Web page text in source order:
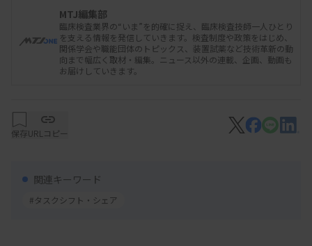
には人員が必要といった現実的な指摘もあった。若
手技師からは救急現場や内視鏡室でのタスクシフト
を通じて検査技師の役割を見いだしている事例など
佐々木伸也氏は、タスクシフトの推進は検査部門や
検査技師だけでなく病院全体で考える必要があると
MTJ編集部
臨床検査業界の“いま”を的確に捉え、臨床検査技師一人ひとり
を支える情報を発信していきます。検査制度や政策をはじめ、
関係学会や職能団体のトピックス、装置試薬など技術革新の動
向まで幅広く取材・編集。ニュース以外の連載、企画、動画も
お届けしていきます。
保存URLコピー
関連キーワード
#タスクシフト・シェア